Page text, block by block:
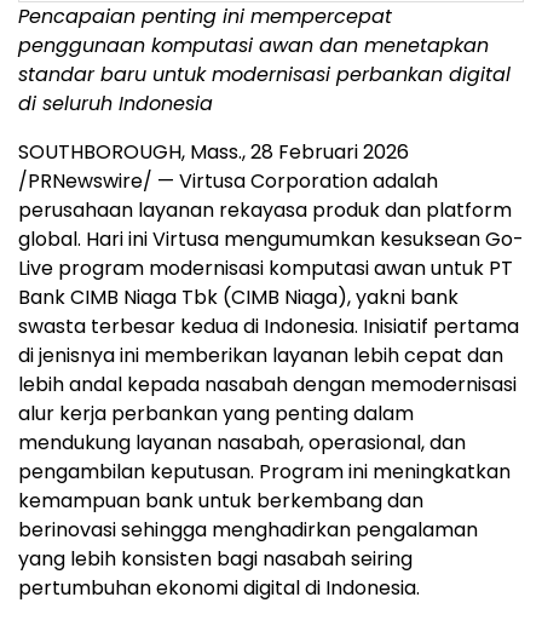
Pencapaian penting ini mempercepat
penggunaan komputasi awan dan menetapkan
standar baru untuk modernisasi perbankan digital
di seluruh Indonesia
SOUTHBOROUGH, Mass.,28 Februari 2026
/PRNewswire/ — Virtusa Corporation adalah
perusahaan layanan rekayasa produk dan platform
global. Hari ini Virtusa mengumumkan kesuksean Go-
Live program modernisasi komputasi awan untuk PT
Bank CIMB Niaga Tbk (CIMB Niaga), yakni bank
swasta terbesar kedua di Indonesia. Inisiatif pertama
di jenisnya ini memberikan layanan lebih cepat dan
lebih andal kepada nasabah dengan memodernisasi
alur kerja perbankan yang penting dalam
mendukung layanan nasabah, operasional, dan
pengambilan keputusan. Program ini meningkatkan
kemampuan bank untuk berkembang dan
berinovasi sehingga menghadirkan pengalaman
yang lebih konsisten bagi nasabah seiring
pertumbuhan ekonomi digital di Indonesia.